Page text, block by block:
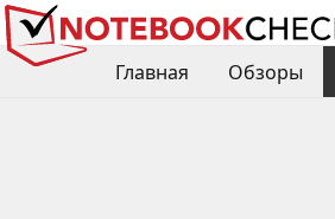
Главная Обзоры